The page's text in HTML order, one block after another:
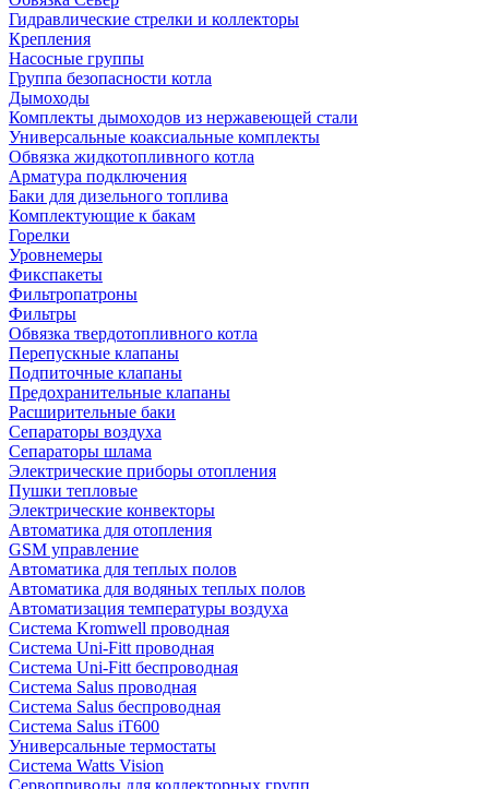
Гидравлические стрелки и коллекторы
Крепления
Насосные группы
Группа безопасности котла
Дымоходы
Комплекты дымоходов из нержавеющей стали
Универсальные коаксиальные комплекты
Обвязка жидкотопливного котла
Арматура подключения
Баки для дизельного топлива
Комплектующие к бакам
Горелки
Уровнемеры
Фикспакеты
Фильтропатроны
Фильтры
Обвязка твердотопливного котла
Перепускные клапаны
Подпиточные клапаны
Предохранительные клапаны
Расширительные баки
Сепараторы воздуха
Сепараторы шлама
Электрические приборы отопления
Пушки тепловые
Электрические конвекторы
Автоматика для отопления
GSM управление
Автоматика для теплых полов
Автоматика для водяных теплых полов
Автоматизация температуры воздуха
Система Kromwell проводная
Система Uni-Fitt проводная
Система Uni-Fitt беспроводная
Система Salus проводная
Система Salus беспроводная
Система Salus iT600
Универсальные термостаты
Система Watts Vision
Сервоприводы для коллекторных групп